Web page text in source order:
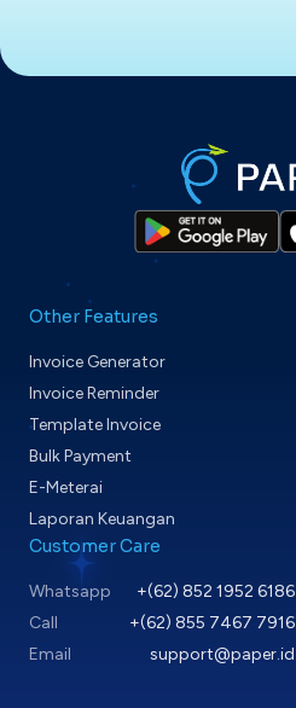
Other Features
Invoice Generator
Invoice Reminder
Template Invoice
Bulk Payment
E-Meterai
Laporan Keuangan
Customer Care
Whatsapp
+(62) 852 1952 6186
Call
+(62) 855 7467 7916
Email
support@paper.id